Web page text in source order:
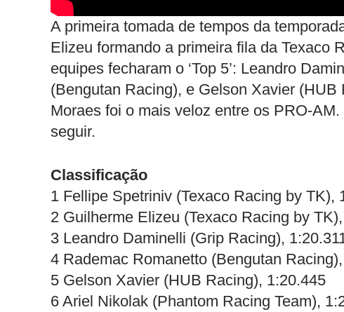
A primeira tomada de tempos da
Elizeu formando a primeira fila da Texaco
equipes fecharam o ‘Top 5’: Leandro
(Bengutan Racing), e Gelson Xavier
Moraes foi o mais veloz entre os PRO-
seguir.
Classificação
1 Fellipe Spetriniv (Texaco Racing by TK),
2 Guilherme Elizeu (Texaco Racing by
3 Leandro Daminelli (Grip Racing),
4 Rademac Romanetto (Bengutan
5 Gelson Xavier (HUB Racing), 1:20.445
6 Ariel Nikolak (Phantom Racing Team),